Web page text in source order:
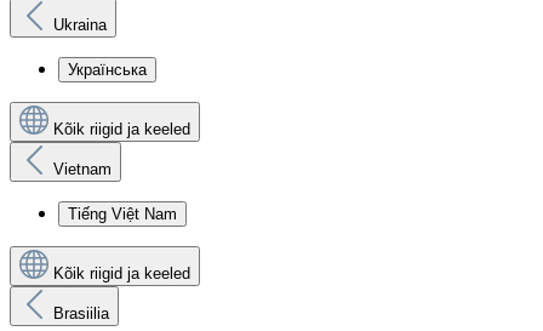
Ukraina
Українська
Kõik riigid ja keeled
Vietnam
Tiếng Việt Nam
Kõik riigid ja keeled
Brasiilia